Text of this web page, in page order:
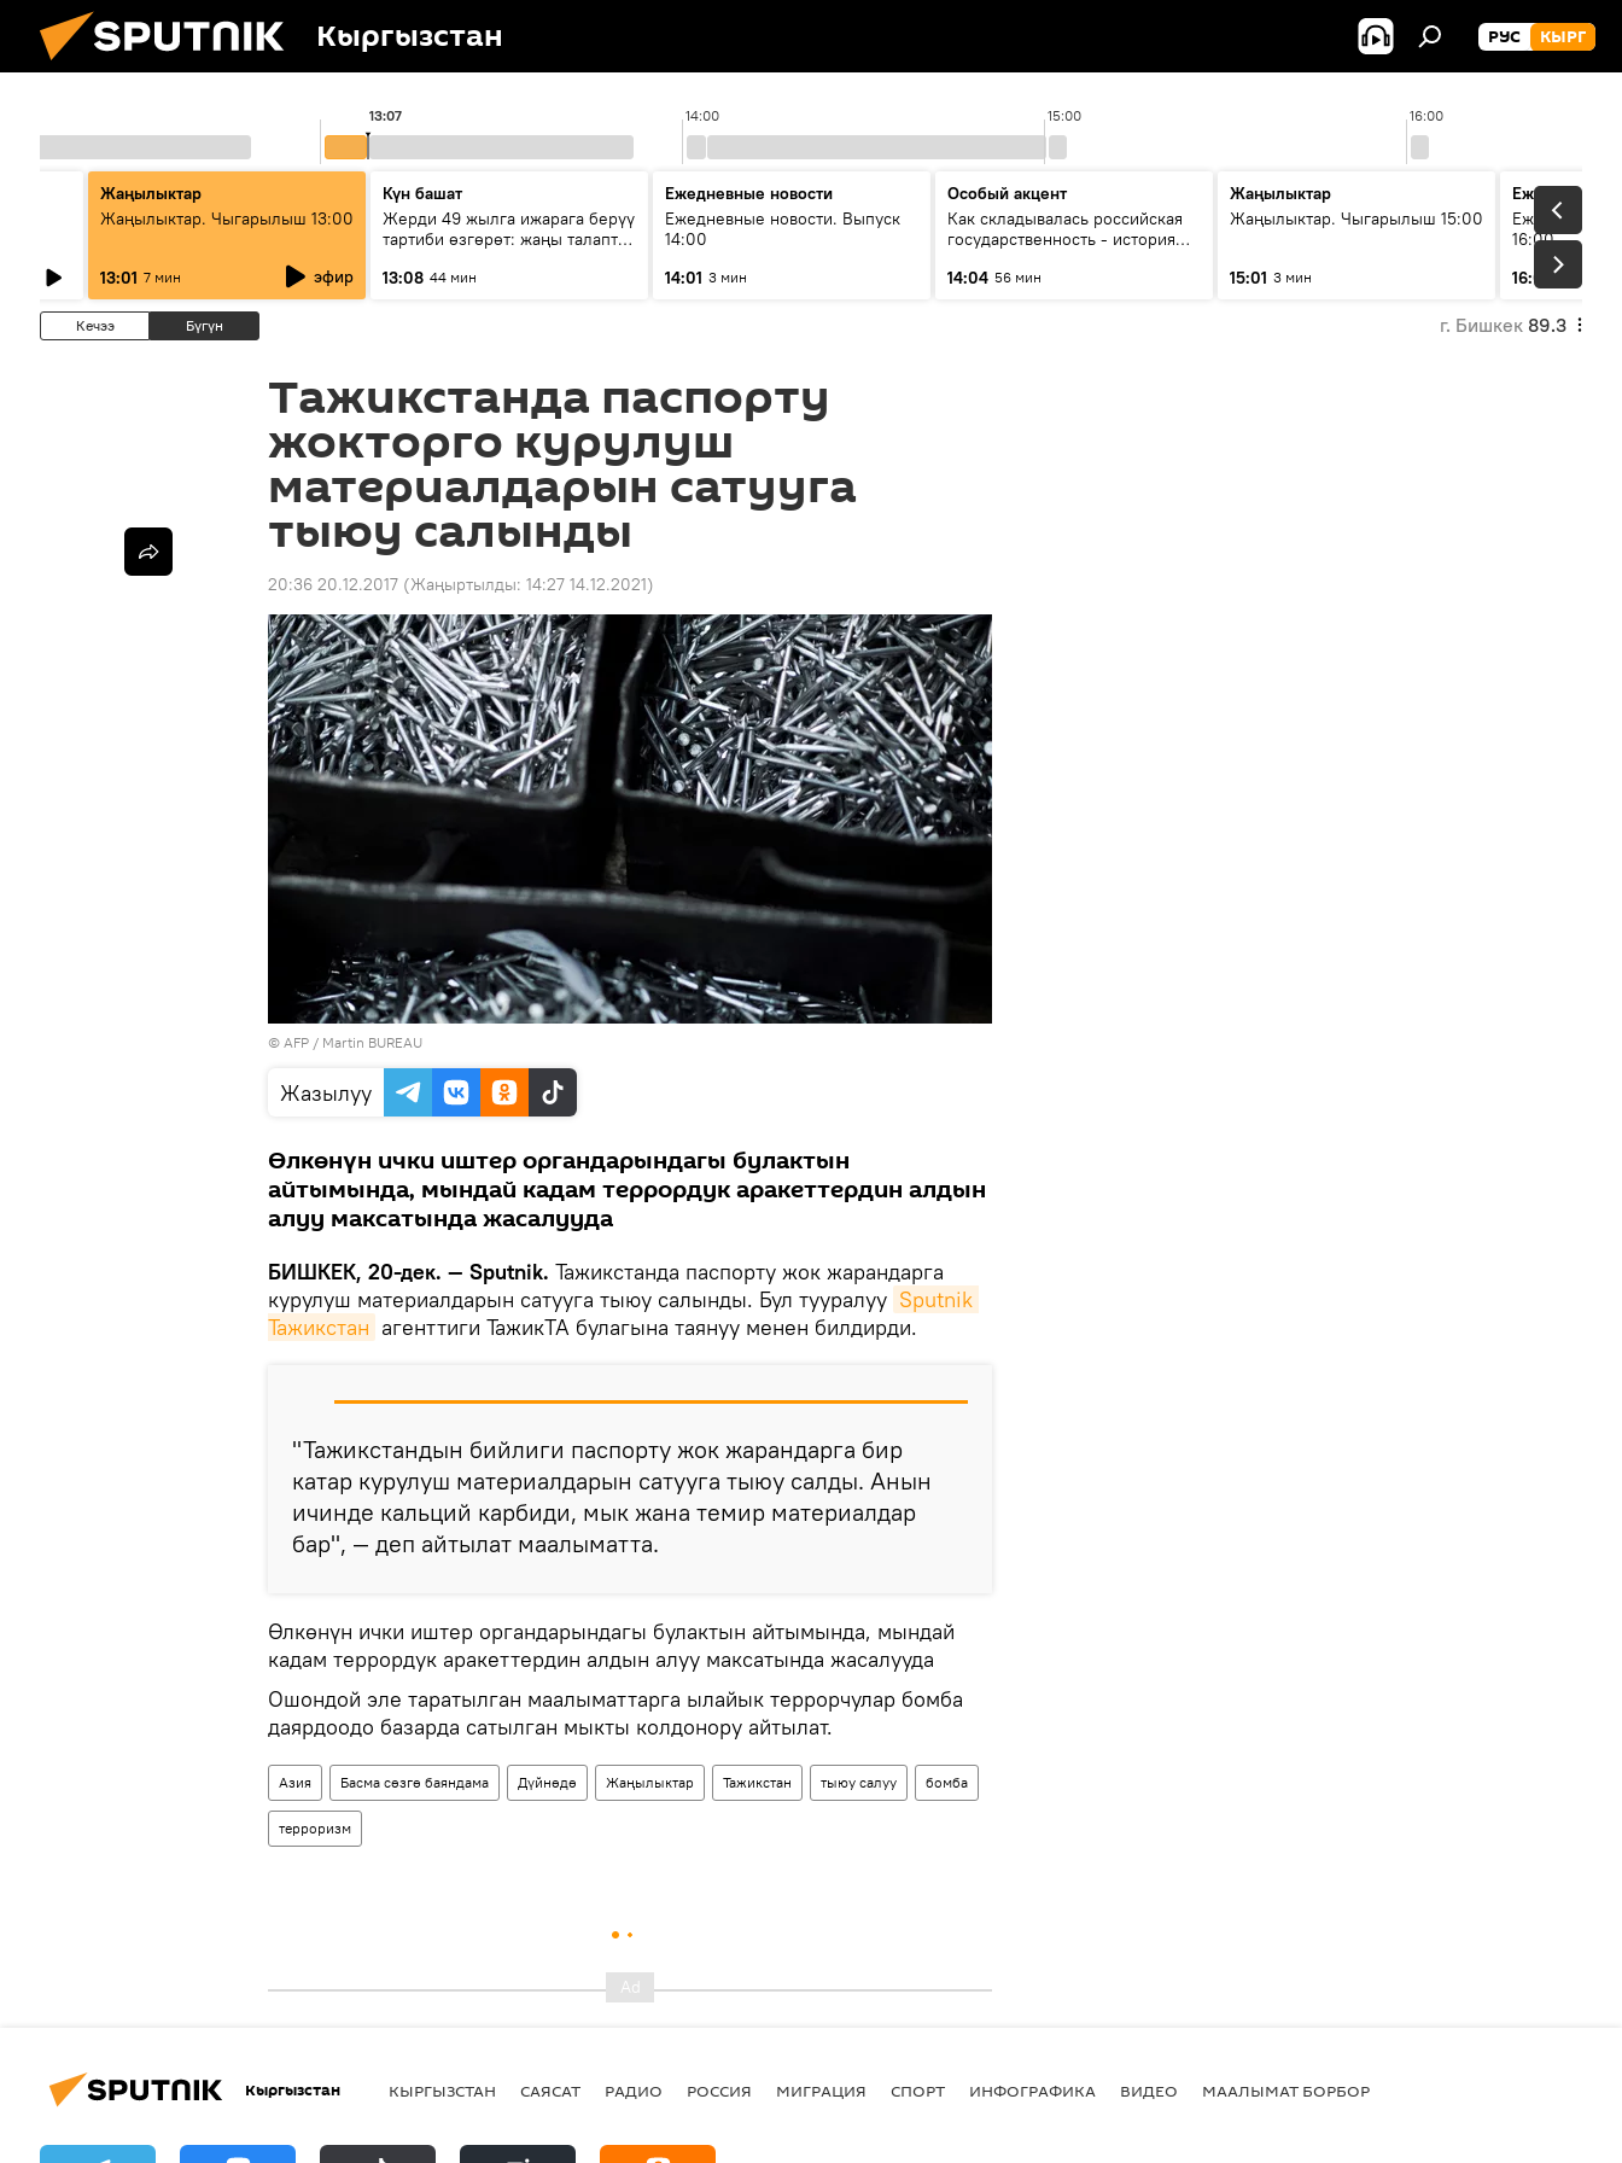
Кыргызстан РУС КЫРГ
14:00 15:00 16:00
13:07
Жаңылыктар
Жаңылыктар. Чыгарылыш 13:00
13:01 7 мин эфир
Күн башат
Жерди 49 жылга ижарага берүү
тартиби өзгөрөт: жаңы талаптар
13:08 44 мин
Ежедневные новости
Ежедневные новости. Выпуск
14:00
14:01 3 мин
Особый акцент
Как складывалась российская
государственность - история
глазами аналитиков
14:04 56 мин
Жаңылыктар
Жаңылыктар. Чыгарылыш 15:00
15:01 3 мин
Ежедневные
Ежедневные
16:00
16:01
3 мин
Кечээ Бүгүн г. Бишкек 89.3
Тажикстанда паспорту
жокторго курулуш
материалдарын сатууга
тыюу салынды
20:36 20.12.2017 (Жаңыртылды: 14:27 14.12.2021)
© AFP / Martin BUREAU
Жазылуу
Өлкөнүн ички иштер органдарындагы булактын
айтымында, мындай кадам террордук аракеттердин алдын
алуу максатында жасалууда
БИШКЕК, 20-дек. — Sputnik. Тажикстанда паспорту жок жарандарга
курулуш материалдарын сатууга тыюу салынды. Бул тууралуу Sputnik
Тажикстан агенттиги ТажикТА булагына таянуу менен билдирди.
"Тажикстандын бийлиги паспорту жок жарандарга бир
катар курулуш материалдарын сатууга тыюу салды. Анын
ичинде кальций карбиди, мык жана темир материалдар
бар", — деп айтылат маалыматта.
Өлкөнүн ички иштер органдарындагы булактын айтымында, мындай
кадам террордук аракеттердин алдын алуу максатында жасалууда
Ошондой эле таратылган маалыматтарга ылайык террорчулар бомба
даярдоодо базарда сатылган мыкты колдонору айтылат.
Азия Басма сөзгө баяндама Дүйнөдө Жаңылыктар Тажикстан тыюу салуу бомба
терроризм
Кыргызстан КЫРГЫЗСТАН САЯСАТ РАДИО РОССИЯ МИГРАЦИЯ СПОРТ ИНФОГРАФИКА ВИДЕО МААЛЫМАТ БОРБОР